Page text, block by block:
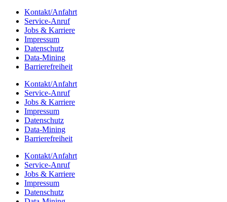
Kontakt/​​Anfahrt
Service-Anruf
Jobs & Karriere
Impres­sum
Daten­schutz
Data-Mining
Barrie­re­frei­heit
Kontakt/​​Anfahrt
Service-Anruf
Jobs & Karriere
Impres­sum
Daten­schutz
Data-Mining
Barrie­re­frei­heit
Kontakt/​​Anfahrt
Service-Anruf
Jobs & Karriere
Impres­sum
Daten­schutz